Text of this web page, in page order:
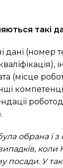
такі
дані
(місце
обрана і
У